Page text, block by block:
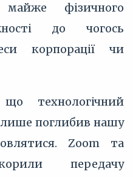
майже фізичного
до чогось
корпорації чи
технологічний
лише поглибив нашу
Zoom та
передачу